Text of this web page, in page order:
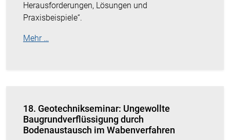
Herausforderungen, Lösungen und
Praxisbeispiele“.
Mehr …
18. Geotechnikseminar: Ungewollte
Baugrundverflüssigung durch
Bodenaustausch im Wabenverfahren